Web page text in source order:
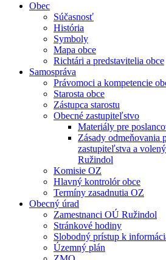
Obec
Súčasnosť
História
Symboly
Mapa obce
Richtári a predstavitelia obce
Samospráva
Právomoci a kompetencie
Starosta obce
Zástupca starostu
Obecné zastupiteľstvo
Materiály pre
Zásady odmeňovania
zastupiteľstva a
Ružindol
Komisie OZ
Hlavný kontrolór obce
Termíny zasadnutia OZ
Obecný úrad
Zamestnanci OÚ Ružindol
Stránkové hodiny
Slobodný prístup k
Územný plán